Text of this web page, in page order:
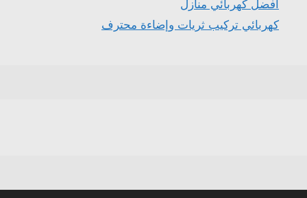
أفضل كهربائي منازل
كهربائي تركيب ثريات وإضاءة محترف